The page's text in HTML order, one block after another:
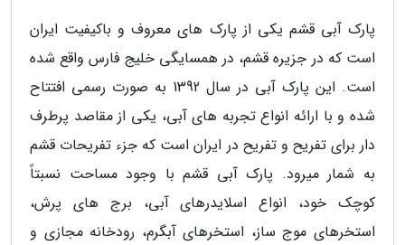
پارک آبی قشم یکی از پارک های معروف و باکیفیت ایران
است که در جزیره قشم، در همسایگی خلیج فارس واقع شده
است. این پارک آبی در سال 1392 به صورت رسمی افتتاح
شده و با ارائه انواع تجربه های آبی، یکی از مقاصد پرطرف
دار برای تفریح و تفریح در ایران است که جزء تفریحات قشم
به شمار میرود. پارک آبی قشم با وجود مساحت نسبتاً
کوچک خود، انواع اسلایدرهای آبی، برج های پرش،
استخرهای موج ساز، استخرهای آبگرم، رودخانه مجازی و